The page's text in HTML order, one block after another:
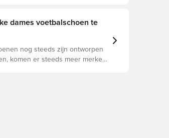
dames voetbalschoen te
nog steeds zijn ontworpen
komen er steeds meer merken